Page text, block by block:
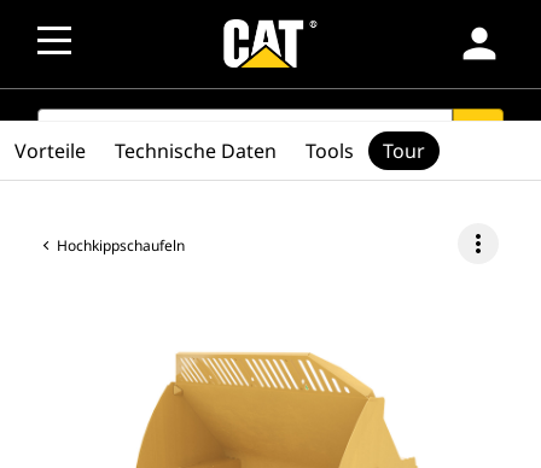
person
SEARCH
Hochkippschaufeln more_vert
Vorteile Technische Daten Tools Tour